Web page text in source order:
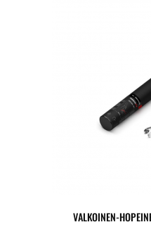
VALKOINEN-